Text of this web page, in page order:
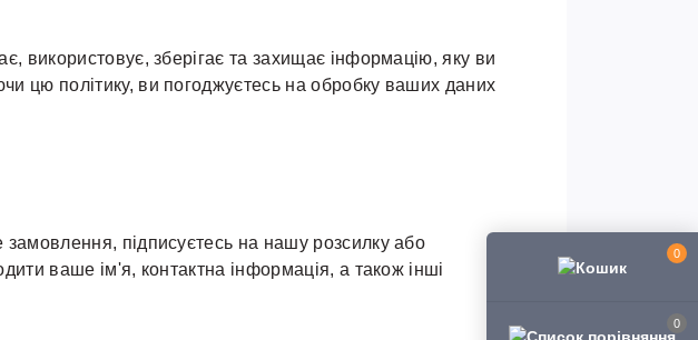
0
0
використовує, зберігає та захищає інформацію, яку ви
цю політику, ви погоджуєтесь на обробку ваших даних
підписуєтесь на нашу розсилку або
ваше ім'я, контактна інформація, а також інші